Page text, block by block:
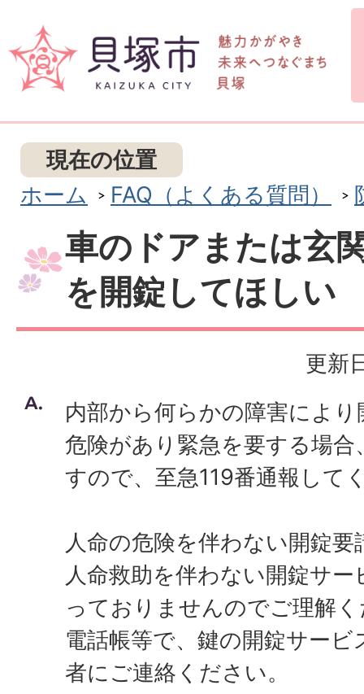
現在の位置
ホーム
FAQ（よくある質問）
車のドアまたは玄
を開錠してほしい
更新
内部から何らかの障害によ
危険があり緊急を要する場
すので、至急119番通報して
人命の危険を伴わない開錠要
人命救助を伴わない開錠サ
っておりませんのでご理解
電話帳等で、鍵の開錠サー
者にご連絡ください。